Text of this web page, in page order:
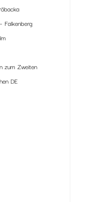
Falkenberg
zum Zweiten
DE